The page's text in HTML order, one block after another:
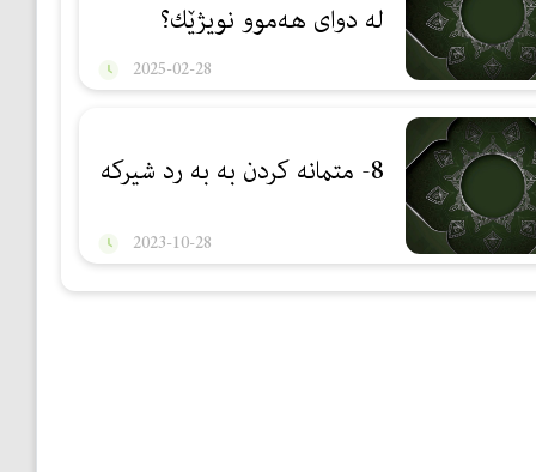
لە دوای هەموو نویژێك؟
2025-02-28
8- متمانه كردن به به رد شیركه
2023-10-28